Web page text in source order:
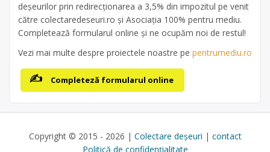
deșeurilor prin redirecționarea a 3,5% din impozitul pe venit
către colectaredeseuri.ro și Asociația 100% pentru mediu.
Completează formularul online și ne ocupăm noi de restul!
Vezi mai multe despre proiectele noastre pe pentrumediu.ro
Completeză formularul online
Copyright © 2015 - 2026 | Colectare deșeuri | contact
Politică de confidențialitate